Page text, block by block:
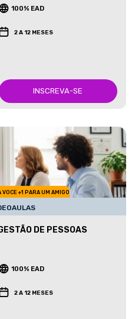
100% EAD
2 A 12 MESES
INSCREVA-SE
+1 PARA UM AMIGO
DE PESSOAS
100% EAD
2 A 12 MESES